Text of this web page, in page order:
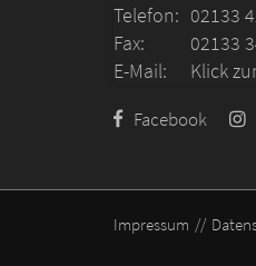
Telefon: 02133
Fax:
02133
E-Mail:
Klick
Facebook
Impressum